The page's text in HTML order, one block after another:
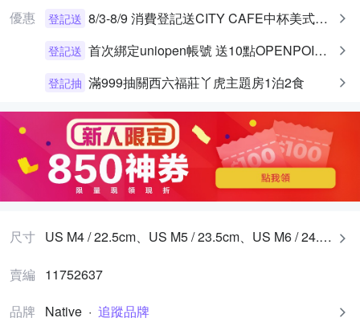
優惠 登記送 8/3-8/9 消費登記送CITY CAFE中杯美式乙杯
登記送 首次綁定uniopen帳號 送10點OPENPOINT+統一布丁一個
登記抽 滿999抽關西六福莊丫虎主題房1泊2食
尺寸 US M4 / 22.5cm、US M5 / 23.5cm、US M6 / 24.5cm、US M7 / 25.25cm、US M8 / 26cm、US M9 / 27cm、US M10 / 28cm、US M11 / 28.5cm、US M12 / 29.5cm、US M13 / 30cm
賣編
11752637
品牌
Native · 追蹤品牌